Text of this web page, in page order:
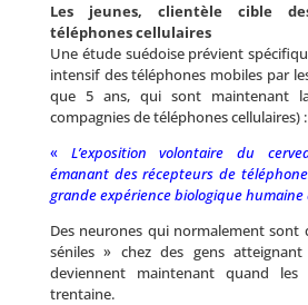
Les jeunes, clientèle cible
téléphones cellulaires
Une étude suédoise prévient
intensif des téléphones mobiles par
que 5 ans, qui sont maintenant
compagnies de téléphones cellulaires) :
« L’exposition volontaire du
émanant des récepteurs de
grande expérience biologique humaine
Des neurones qui normalement sont
séniles » chez des gens
deviennent maintenant quand
trentaine.